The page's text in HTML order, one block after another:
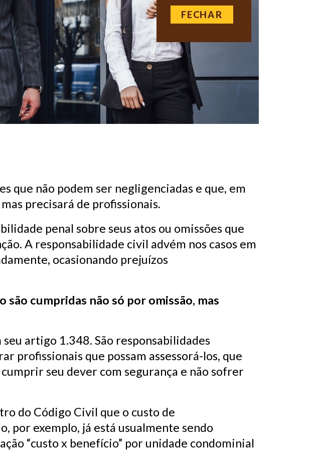
FECHAR
que não podem ser negligenciadas e que, em
precisará de profissionais.
penal sobre seus atos ou omissões que
A responsabilidade civil advém nos casos em
ocasionando prejuízos
são cumpridas não só por omissão, mas
artigo 1.348. São responsabilidades
profissionais que possam assessorá-los, que
seu dever com segurança e não sofrer
do Código Civil que o custo de
por exemplo, já está usualmente sendo
“custo x benefício” por unidade condominial